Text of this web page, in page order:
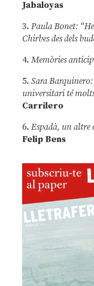
Jabaloyas
3. Paula Bonet:
Chirbes des dels
4. Memòries
5. Sara Barquinero:
universitari té
Carrilero
6. Espadà, un altre
Felip Bens